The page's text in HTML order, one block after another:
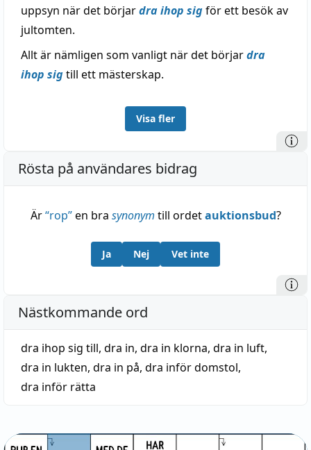
uppsyn när det börjardra ihop sigför ett besök av
jultomten.
Allt är nämligen som vanligt när det börjardra
ihop sigtill ett mästerskap.
Visa fler
Rösta på användares bidrag
Är“rop”en bra synonym till ordetauktionsbud?
Ja Nej Vet inte
Nästkommande ord
dra ihop sig till, dra in, dra in klorna, dra in luft,
dra in lukten, dra in på, dra inför domstol,
dra inför rätta